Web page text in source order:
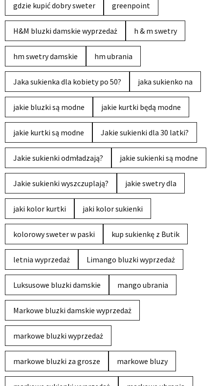
gdzie kupić dobry sweter greenpoint
H&M bluzki damskie wyprzedaż h & m swetry
hm swetry damskie hm ubrania
Jaka sukienka dla kobiety po 50? jaka sukienko na
jakie bluzki są modne jakie kurtki będą modne
jakie kurtki są modne Jakie sukienki dla 30 latki?
Jakie sukienki odmładzają? jakie sukienki są modne
Jakie sukienki wyszczuplają? jakie swetry dla
jaki kolor kurtki jaki kolor sukienki
kolorowy sweter w paski kup sukienkę z Butik
letnia wyprzedaż Limango bluzki wyprzedaż
Luksusowe bluzki damskie mango ubrania
Markowe bluzki damskie wyprzedaż
markowe bluzki wyprzedaż
markowe bluzki za grosze markowe bluzy